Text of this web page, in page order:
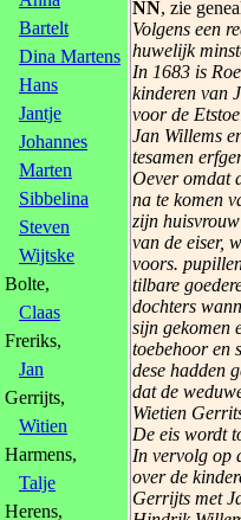
NN, zie
Volgens een
huwelijk
In 1683 is
kinderen van
voor de
Jan Willems
tesamen
Oever omdat
na te komen
zijn
van de eiser,
voors.
tilbare
dochters
sijn gekomen
toebehoor en
dese hadden
dat de
Wietien
De eis wordt
In vervolg op
over de
Gerrijts met
Bartelt
Dina Martens
Hans
Jantje
Johannes
Marten
Sibbelina
Steven
Wijtske
Bolte,
Claas
Freriks,
Jan
Gerrijts,
Witien
Harmens,
Talje
Herens,